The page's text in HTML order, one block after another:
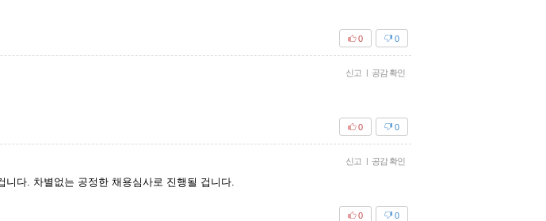
0
0
신고 | 공감 확인
0
0
신고 | 공감 확인
다. 차별없는 공정한 채용심사로 진행될 겁니다.
0
0